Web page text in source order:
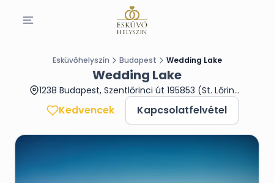
Esküvőhelyszín Budapest Wedding Lake
Wedding Lake
1238 Budapest, Szentlőrinci út 195853 (St. Lőrinc Golf Club)
Kedvencek Kapcsolatfelvétel